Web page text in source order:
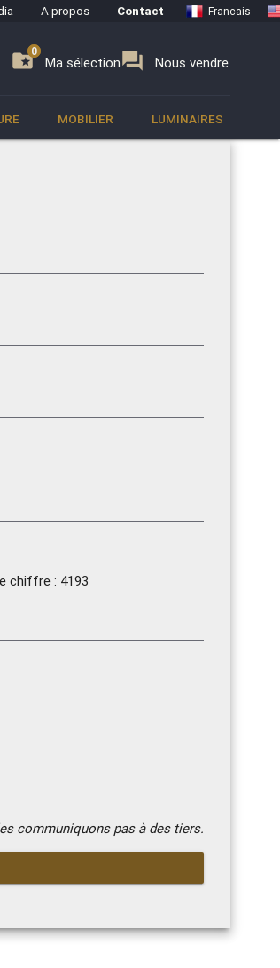
A propos Contact Francais
folder_special Ma sélection
0 forum Nous vendre
0
MOBILIER LUMINAIRES
chiffre : 4193
communiquons pas à des tiers.